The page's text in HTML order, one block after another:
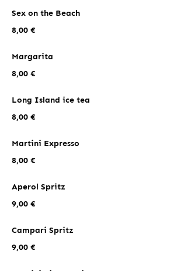
Sex on the Beach
8,00 €
Margarita
8,00 €
Long Island ice tea
8,00 €
Martini Expresso
8,00 €
Aperol Spritz
9,00 €
Campari Spritz
9,00 €